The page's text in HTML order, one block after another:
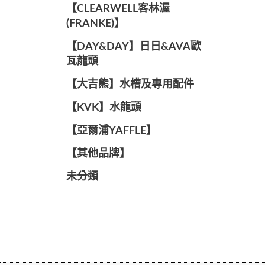
️【CLEARWELL客林渥
(FRANKE)】️
️【DAY&DAY】️日日&AVA歐
瓦龍頭
【大吉熊】水槽及專用配件
️【KVK】水龍頭️
【亞爾浦YAFFLE】
️【其他品牌】️
未分類